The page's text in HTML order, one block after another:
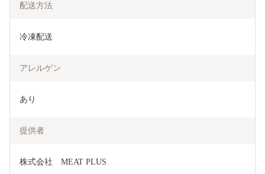
配送方法
冷凍配送
アレルゲン
あり
提供者
株式会社　MEAT PLUS